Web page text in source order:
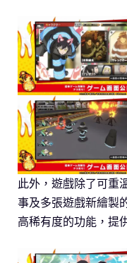
此外，遊戲除了可重
事及多張遊戲新繪製
高稀有度的功能，提